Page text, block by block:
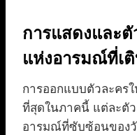
การแสดงและตั
แห่งอารมณ์ที่เ
การออกแบบตัวละคร
ที่สุดในภาคนี้ แต่ละตั
อารมณ์ที่ซับซ้อนของวั